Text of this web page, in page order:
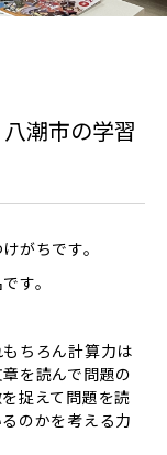
潮市の学習
がちです。
す。
ちろん計算力は
を読んで問題の
捉えて問題を読
のかを考える力